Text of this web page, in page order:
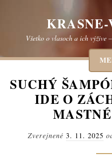
Všetko o vlasoch a ich výžive
SUCHÝ
IDE O
Zverejnené 3. 11. 2025